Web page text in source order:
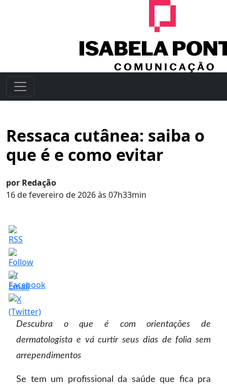
Ressaca cutânea: saiba o
que é e como evitar
por Redação
16 de fevereiro de 2026 às 07h33min
Descubra o que é com orientações de
dermatologista e vá curtir seus dias de folia sem
arrependimentos
Se tem um profissional da saúde que fica pra